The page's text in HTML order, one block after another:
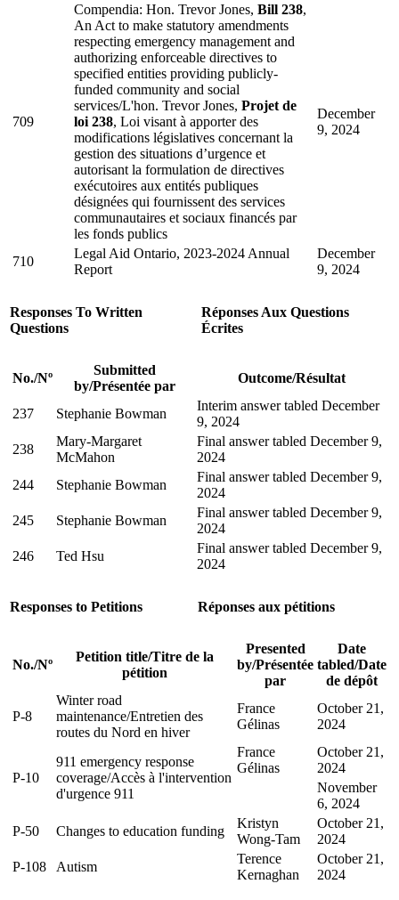
709
Compendia: Hon. Trevor Jones, Bill 238,
An Act to make statutory amendments
respecting emergency management and
authorizing enforceable directives to
specified entities providing publicly-
funded community and social
services/L'hon. Trevor Jones, Projet de
loi 238, Loi visant à apporter des
modifications législatives concernant la
gestion des situations d’urgence et
autorisant la formulation de directives
exécutoires aux entités publiques
désignées qui fournissent des services
communautaires et sociaux financés par
les fonds publics
December
9, 2024
710
Legal Aid Ontario, 2023-2024 Annual
Report
December
9, 2024
Responses To Written
Questions
Réponses Aux Questions
Écrites
No./Nº
Submitted
by/Présentée par
Outcome/Résultat
237 Stephanie Bowman
Interim answer tabled December
9, 2024
238
Mary-Margaret
McMahon
Final answer tabled December 9,
2024
244
Stephanie Bowman
Final answer tabled December 9,
2024
245
Stephanie Bowman
Final answer tabled December 9,
2024
246
Ted Hsu
Final answer tabled December 9,
2024
Responses to Petitions Réponses aux pétitions
No./Nº
Petition title/Titre de la
pétition
Presented
by/Présentée
par
Date
tabled/Date
de dépôt
P-8
Winter road
maintenance/Entretien des
routes du Nord en hiver
France
Gélinas
October 21,
2024
P-10
911 emergency response
coverage/Accès à l'intervention
d'urgence 911
France
Gélinas
October 21,
2024
November
6, 2024
P-50
Changes to education funding
Kristyn
Wong-Tam
October 21,
2024
P-108
Autism
Terence
Kernaghan
October 21,
2024